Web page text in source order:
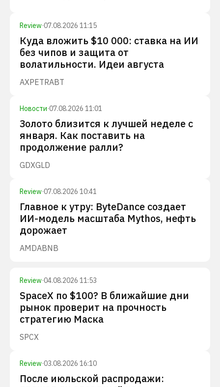
Review·07.08.2026 11:15
Куда вложить $10 000: ставка на ИИ
без чипов и защита от
волатильности. Идеи августа
AXPETRABT
Новости·07.08.2026 11:01
Золото близится к лучшей неделе с
января. Как поставить на
продолжение ралли?
GDXGLD
Review·07.08.2026 10:41
Главное к утру: ByteDance создает
ИИ-модель масштаба Mythos, нефть
дорожает
AMDABNB
Review·04.08.2026 11:53
SpaceX по $100? В ближайшие дни
рынок проверит на прочность
стратегию Маска
SPCX
Review·03.08.2026 16:10
После июльской распродажи: